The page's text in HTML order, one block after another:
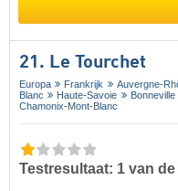
21. Le Tourchet
Europa Frankrijk Auvergne-
Blanc
Haute-Savoie Bonneville
Chamonix-Mont-Blanc
Testresultaat: 1 van